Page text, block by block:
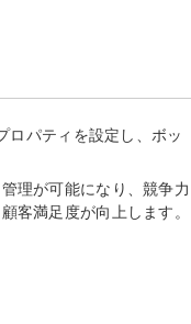
ロパティを設定し、ボッ
理が可能になり、競争力
客満足度が向上します。